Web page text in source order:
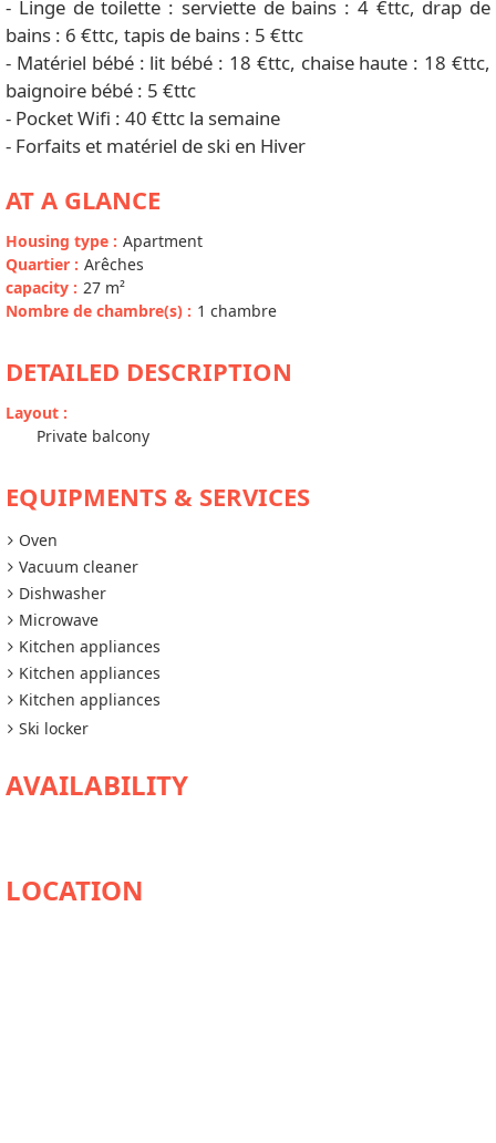
- Linge de toilette : serviette de bains : 4 €ttc, drap de
bains : 6 €ttc, tapis de bains : 5 €ttc
- Matériel bébé : lit bébé : 18 €ttc, chaise haute : 18 €ttc,
baignoire bébé : 5 €ttc
- Pocket Wifi : 40 €ttc la semaine
- Forfaits et matériel de ski en Hiver
AT A GLANCE
Housing type : Apartment
Quartier : Arêches
capacity : 27 m²
Nombre de chambre(s) : 1 chambre
DETAILED DESCRIPTION
Layout :
Private balcony
EQUIPMENTS & SERVICES
Oven
Vacuum cleaner
Dishwasher
Microwave
Kitchen appliances
Kitchen appliances
Kitchen appliances
Ski locker
AVAILABILITY